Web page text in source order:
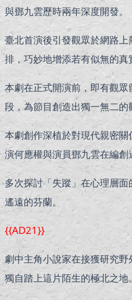
與鄧九雲歷時兩年深度開發。
臺北首演後引發觀眾於網路
排，巧妙地增添若有似無的真
本劇在正式開演前，即有觀
段，為節目創造出獨一無二的
本劇創作深植於對現代親密
演何應權與演員鄧九雲在編創
多次探討「失蹤」在心理層
遙遠的芬蘭。
{{AD21}}
劇中主角小說家在接獲研究
獨自踏上這片陌生的極北之地。